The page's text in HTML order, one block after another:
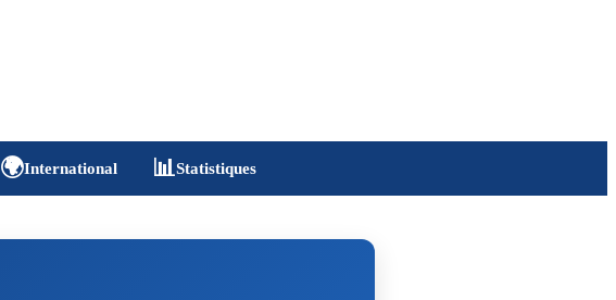
🌍International 📊Statistiques